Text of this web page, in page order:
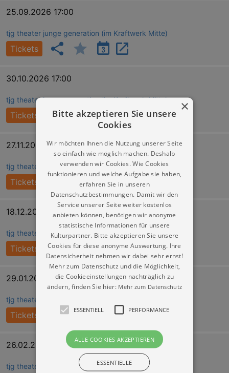
25.09.2026 17:00
tjg theater junge generation (im Kraftwerk Mitte)
Tickets
30.10.2026 17:00
tjg theater junge generation (im Kraftwerk Mitte)
Tickets
27.11.2026 17:00
tjg theater junge generation (im Kraftwerk Mitte)
Tickets
18.12.2026 17:00
tjg theater junge generation (im Kraftwerk Mitte)
Tickets
29.01.2027 17:00
tjg theater junge generation (im Kraftwerk Mitte)
Tickets
26.02.2027 17:00
tjg theater junge generation (im Kraftwerk Mitte)
×
Bitte akzeptieren Sie unsere
Cookies
Wir möchten Ihnen die Nutzung unserer Seite
so einfach wie möglich machen. Deshalb
verwenden wir Cookies. Wie Cookies
funktionieren und welche Aufgabe sie haben,
erfahren Sie in unseren
Datenschutzbestimmungen. Damit wir den
Service unserer Seite weiter kostenlos
anbieten können, benötigen wir anonyme
statistische Informationen für unsere
Kulturpartner. Bitte akzeptieren Sie unsere
Cookies für diese anonyme Auswertung. Ihre
Datensicherheit nehmen wir dabei sehr ernst!
Mehr zum Datenschutz und die Möglichkeit,
die Cookieeinstellungen nachträglich zu
ändern, finden Sie hier: Mehr zum Datenschutz
ESSENTIELL PERFORMANCE
ALLE COOKIES AKZEPTIEREN
ESSENTIELLE